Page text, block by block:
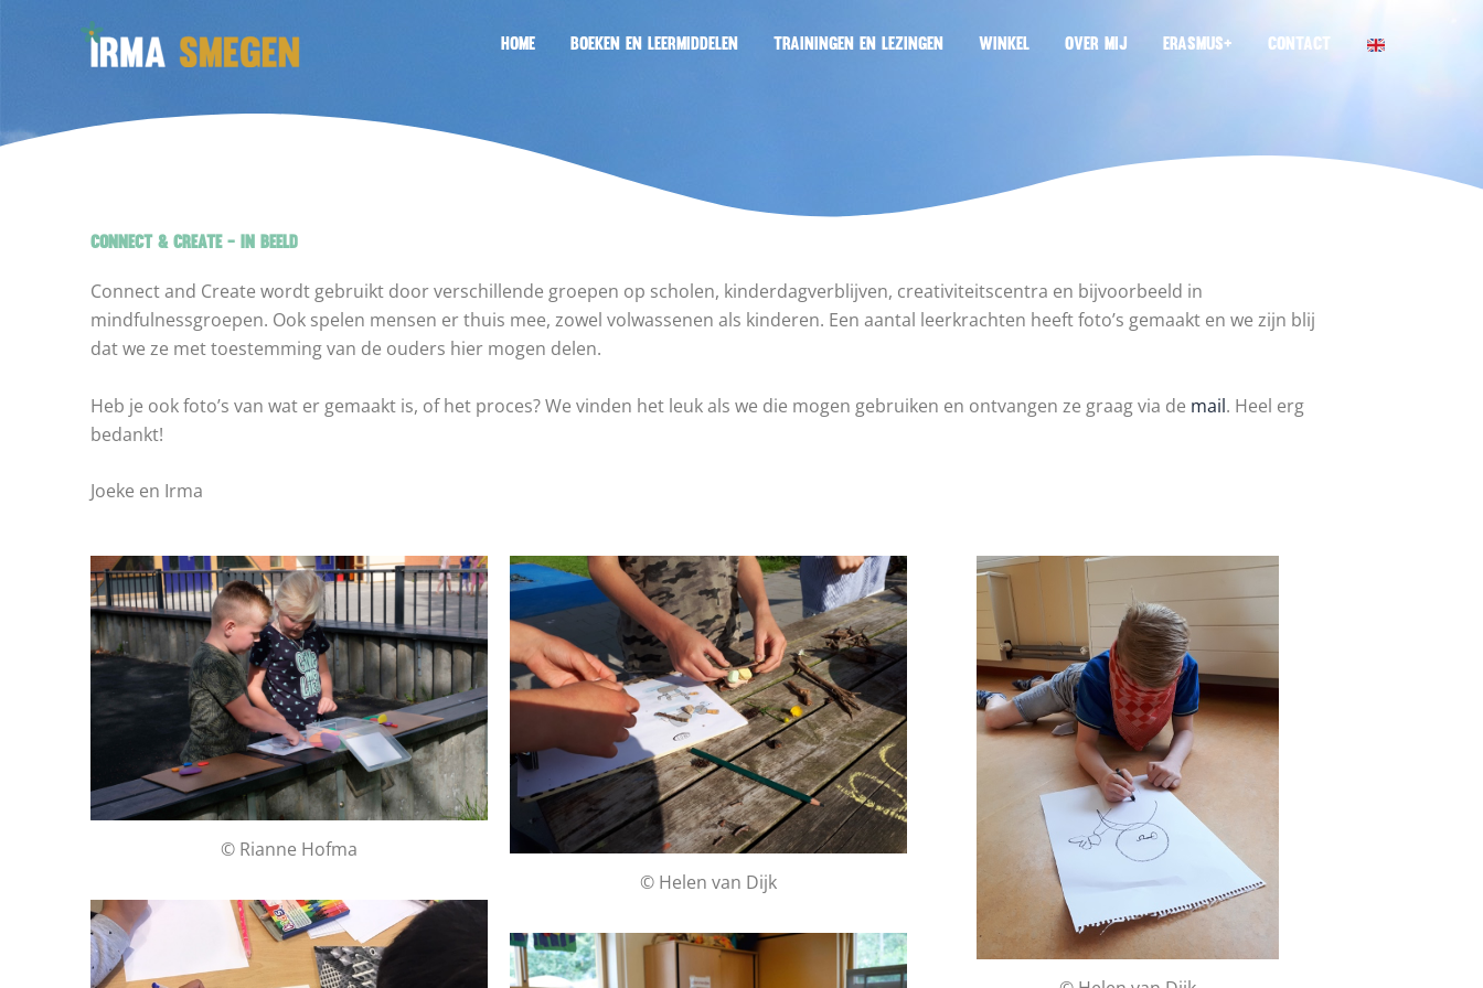
HOME BOEKEN EN LEERMIDDELEN TRAININGEN EN LEZINGEN WINKEL OVER MIJ ERASMUS+ CONTACT
CONNECT & CREATE - IN BEELD
Connect and Create wordt gebruikt door verschillende groepen op scholen, kinderdagverblijven, creativiteitscentra en bijvoorbeeld in
mindfulnessgroepen. Ook spelen mensen er thuis mee, zowel volwassenen als kinderen. Een aantal leerkrachten heeft foto’s gemaakt en we zijn blij
dat we ze met toestemming van de ouders hier mogen delen.
Heb je ook foto’s van wat er gemaakt is, of het proces? We vinden het leuk als we die mogen gebruiken en ontvangen ze graag via de mail. Heel erg
bedankt!
Joeke en Irma
© Rianne Hofma
© Helen van Dijk